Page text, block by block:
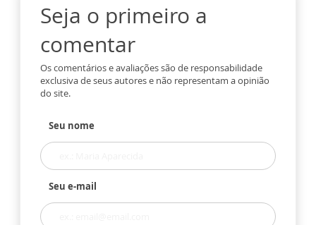
Seja o primeiro a
comentar
Os comentários e avaliações são de responsabilidade
exclusiva de seus autores e não representam a opinião
do site.
Seu nome
Seu e-mail